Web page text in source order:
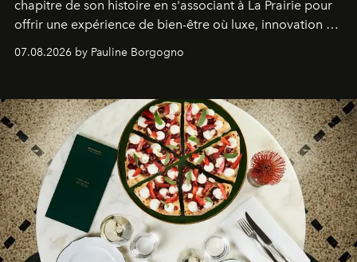
chapitre de son histoire en s'associant à La Prairie pour
offrir une expérience de bien-être où luxe, innovation et
expertise se rencontrent.
07.08.2026 by Pauline Borgogno